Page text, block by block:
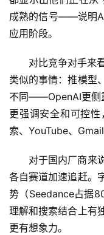
型
框
架
报
告
成熟的信号——说明
应用阶段。
对比竞争对手来
类似的事情：推模型
不同——OpenAI更侧
更强调安全和可控
索、YouTube、
对于国内厂商来
各自赛道加速追赶。
势（Seedance占据
理解和搜索结合上有
更有想象力。